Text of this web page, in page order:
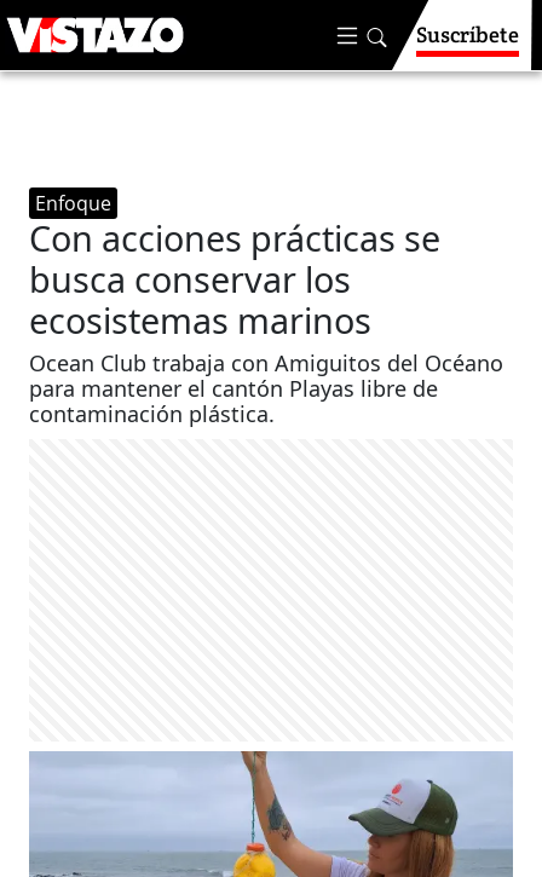
Suscríbete
Enfoque
Con acciones prácticas se
busca conservar los
ecosistemas marinos
Ocean Club trabaja con Amiguitos del Océano
para mantener el cantón Playas libre de
contaminación plástica.